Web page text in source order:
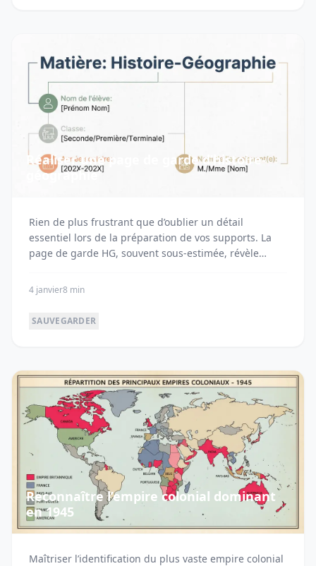
Réaliser une page de garde d’histoire-
géographie
Rien de plus frustrant que d’oublier un détail
essentiel lors de la préparation de vos supports. La
page de garde HG, souvent sous-estimée, révèle
4 janvier8 min
SAUVEGARDER
Reconnaître l’empire colonial dominant
en 1945
Maîtriser l’identification du plus vaste empire colonial